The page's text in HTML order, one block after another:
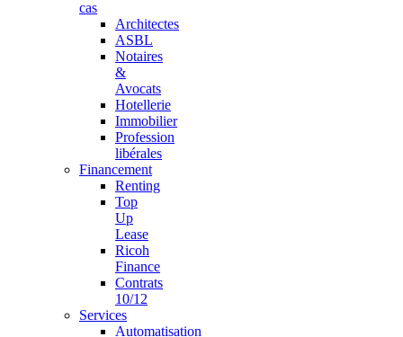
cas
Architectes
ASBL
Notaires
&
Avocats
Hotellerie
Immobilier
Profession
libérales
Financement
Renting
Top
Up
Lease
Ricoh
Finance
Contrats
10/12
Services
Automatisation